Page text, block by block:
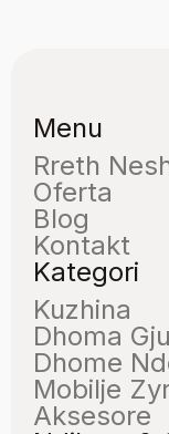
Menu
Rreth
Oferta
Blog
Kontakt
Kategori
Kuzhina
Dhoma
Dhome
Mobilje
Aksesore